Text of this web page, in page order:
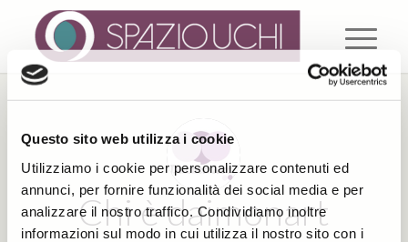
Questo sito web utilizza i cookie
Utilizziamo i cookie per personalizzare contenuti ed
annunci, per fornire funzionalità dei social media e per
analizzare il nostro traffico. Condividiamo inoltre
informazioni sul modo in cui utilizza il nostro sito con i
Chi èdaimonart